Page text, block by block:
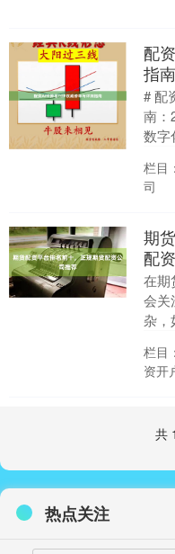
配
指南
# 配
南：
数字
放
平台
栏目
司
期
配
在期
会关
杂，
要
碑与
栏目
资开
共
热点关注